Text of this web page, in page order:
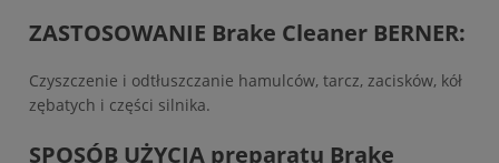
ZASTOSOWANIE Brake Cleaner BERNER:
Czyszczenie i odtłuszczanie hamulców, tarcz, zacisków, kół
zębatych i części silnika.
SPOSÓB UŻYCIA preparatu Brake